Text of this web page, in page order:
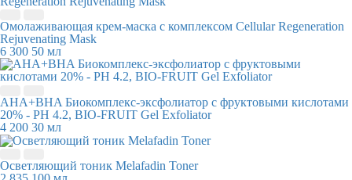
Омолаживающая крем-маска с комплексом Cellular Regeneration
Rejuvenating Mask
6 300 50 мл
AHA+BHA Биокомплекс-эксфолиатор с фруктовыми кислотами
20% - PH 4.2, BIO-FRUIT Gel Exfoliator
4 200 30 мл
Осветляющий тоник Melafadin Toner